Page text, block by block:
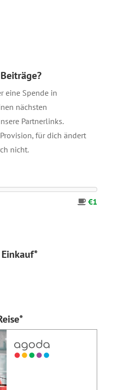
eine Spende in
nächsten
Partnerlinks.
für dich ändert
nicht.
€1